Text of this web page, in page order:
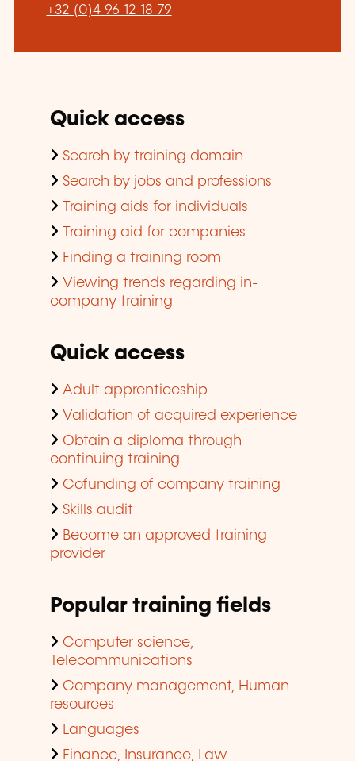
+32 (0)4 96 12 18 79
Quick access
Search by training domain
Search by jobs and professions
Training aids for individuals
Training aid for companies
Finding a training room
Viewing trends regarding in-
company training
Quick access
Adult apprenticeship
Validation of acquired experience
Obtain a diploma through
continuing training
Cofunding of company training
Skills audit
Become an approved training
provider
Popular training fields
Computer science,
Telecommunications
Company management, Human
resources
Languages
Finance, Insurance, Law